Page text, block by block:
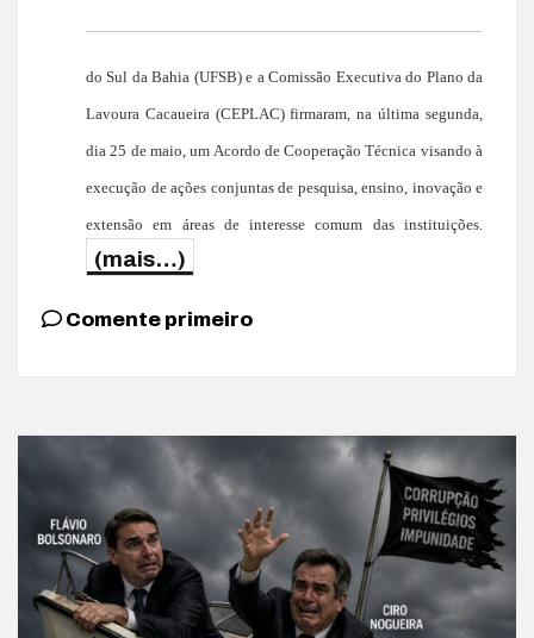
do Sul da Bahia (UFSB) e a Comissão Executiva do Plano da
Lavoura Cacaueira (CEPLAC) firmaram, na última segunda,
dia 25 de maio, um Acordo de Cooperação Técnica visando à
execução de ações conjuntas de pesquisa, ensino, inovação e
extensão em áreas de interesse comum das instituições.
(mais…)
Comente primeiro